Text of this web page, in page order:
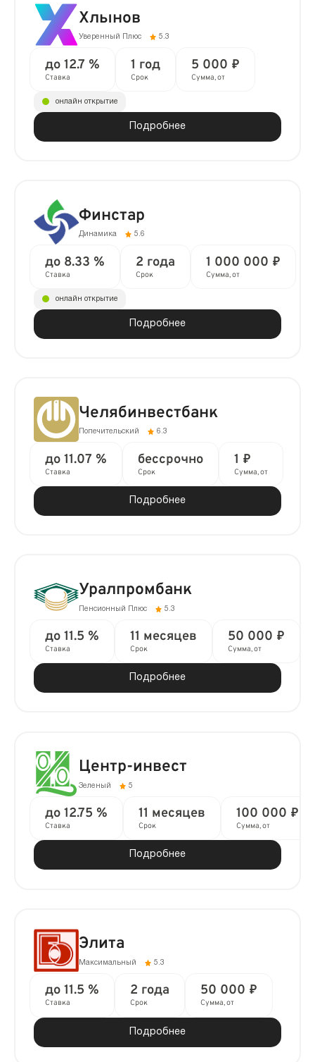
Хлынов
Уверенный Плюс 5.3
до 12.7 %
Ставка
1 год
Срок
5 000 ₽
Сумма, от
Подробнее
онлайн открытие
Финстар
Динамика 5.6
до 8.33 %
Ставка
2 года
Срок
1 000 000 ₽
Сумма, от
Подробнее
онлайн открытие
Челябинвестбанк
Попечительский 6.3
до 11.07 %
Ставка
бессрочно
Срок
1 ₽
Сумма, от
Подробнее
Уралпромбанк
Пенсионный Плюс 5.3
до 11.5 %
Ставка
11 месяцев
Срок
50 000 ₽
Сумма, от
Подробнее
Центр-инвест
Зеленый 5
до 12.75 %
Ставка
11 месяцев
Срок
100 000 ₽
Сумма, от
Подробнее
Элита
Максимальный 5.3
до 11.5 %
Ставка
2 года
Срок
50 000 ₽
Сумма, от
Подробнее